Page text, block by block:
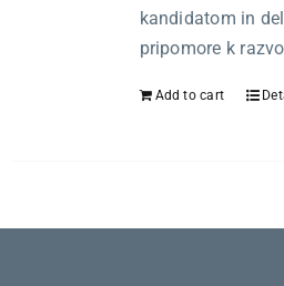
kandidatom in
pripomore k
Add to cart